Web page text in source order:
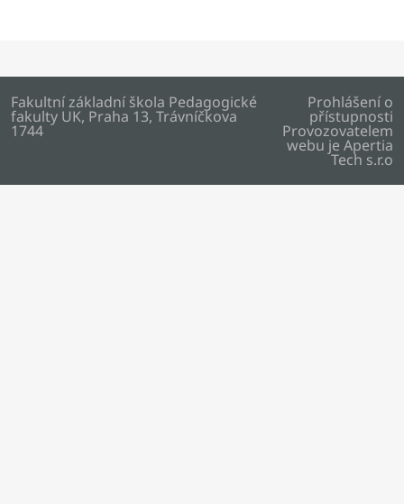
Fakultní základní škola Pedagogické
fakulty UK, Praha 13, Trávníčkova
1744
Prohlášení o
přístupnosti
Provozovatelem
webu je Apertia
Tech s.r.o